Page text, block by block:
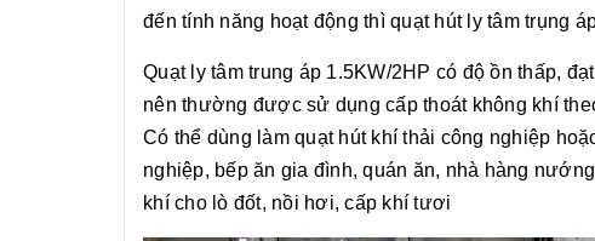
đến tính năng hoạt động thì quạt hút ly tâm trụng
Quạt ly tâm trung áp 1.5KW/2HP có độ ồn thấp,
nên thường được sử dụng cấp thoát không khí
Có thể dùng làm quạt hút khí thải công nghiệp
nghiệp, bếp ăn gia đình, quán ăn, nhà hàng
khí cho lò đốt, nồi hơi, cấp khí tươi